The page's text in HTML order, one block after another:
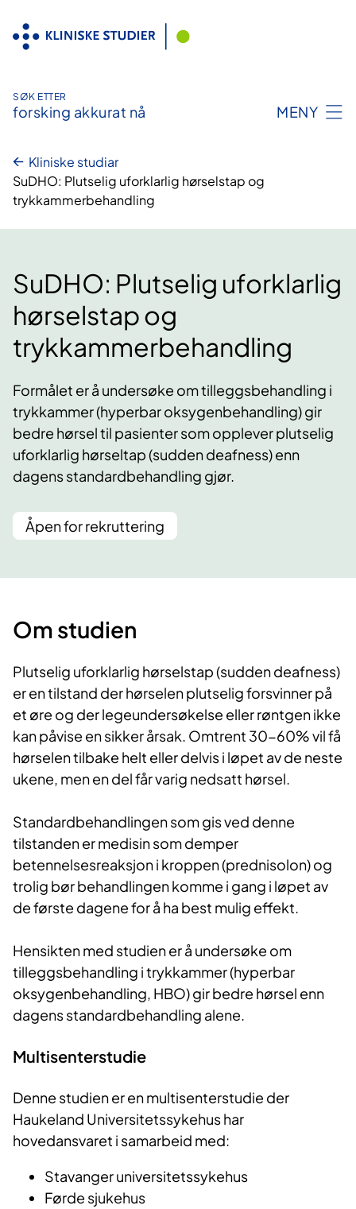
innhald
SØK ETTER
forsking akkurat nå MENY
Kliniske studiar
SuDHO: Plutselig uforklarlig hørselstap og
trykkammerbehandling
SuDHO: Plutselig uforklarlig
hørselstap og
trykkammerbehandling
Formålet er å undersøke om tilleggsbehandling i
trykkammer (hyperbar oksygenbehandling) gir
bedre hørsel til pasienter som opplever plutselig
uforklarlig hørseltap (sudden deafness) enn
dagens standardbehandling gjør.
Åpen for rekruttering
Om studien
Plutselig uforklarlig hørselstap (sudden deafness)
er en tilstand der hørselen plutselig forsvinner på
et øre og der legeundersøkelse eller røntgen ikke
kan påvise en sikker årsak. Omtrent 30-60% vil få
hørselen tilbake helt eller delvis i løpet av de neste
ukene, men en del får varig nedsatt hørsel.
Standardbehandlingen som gis ved denne
tilstanden er medisin som demper
betennelsesreaksjon i kroppen (prednisolon) og
trolig bør behandlingen komme i gang i løpet av
de første dagene for å ha best mulig effekt.
Hensikten med studien er å undersøke om
tilleggsbehandling i trykkammer (hyperbar
oksygenbehandling, HBO) gir bedre hørsel enn
dagens standardbehandling alene.
Multisenterstudie
Denne studien er en multisenterstudie der
Haukeland Universitetssykehus har
hovedansvaret i samarbeid med:
Stavanger universitetssykehus
Førde sjukehus